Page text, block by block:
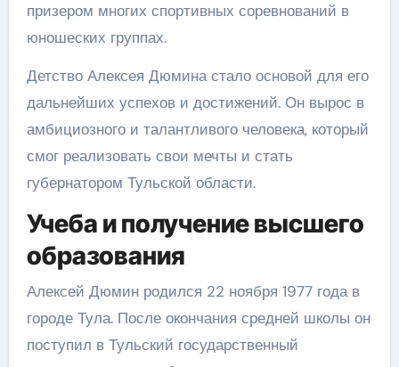
призером многих спортивных соревнований в
юношеских группах.
Детство Алексея Дюмина стало основой для его
дальнейших успехов и достижений. Он вырос в
амбициозного и талантливого человека, который
смог реализовать свои мечты и стать
губернатором Тульской области.
Учеба и получение высшего
образования
Алексей Дюмин родился 22 ноября 1977 года в
городе Тула. После окончания средней школы он
поступил в Тульский государственный